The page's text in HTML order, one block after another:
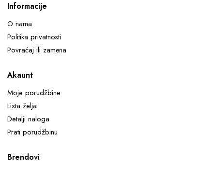
Informacije
O nama
Politika privatnosti
Povraćaj ili zamena
Akaunt
Moje porudžbine
Lista želja
Detalji naloga
Prati porudžbinu
Brendovi